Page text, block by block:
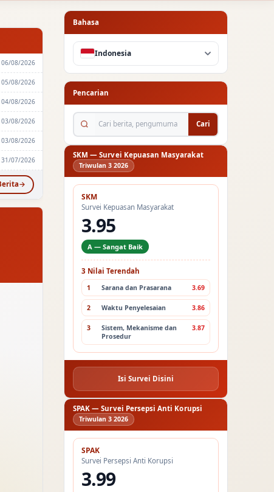
06/08/2026
05/08/2026
04/08/2026
03/08/2026
03/08/2026
31/07/2026
Bahasa
Indonesia
Pencarian
Cari berita, pengumuman...
Cari
SKM — Survei Kepuasan Masyarakat
Triwulan 3 2026
SKM
Survei Kepuasan Masyarakat
3.95
A — Sangat Baik
3 Nilai Terendah
1 Sarana dan Prasarana 3.69
2 Waktu Penyelesaian 3.86
3
Sistem, Mekanisme dan
Prosedur
3.87
Isi Survei Disini
SPAK — Survei Persepsi Anti Korupsi
Triwulan 3 2026
SPAK
Survei Persepsi Anti Korupsi
3.99